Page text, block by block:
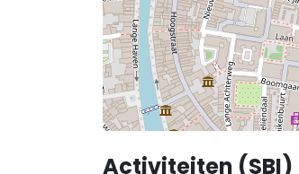
Activiteiten (SBI)